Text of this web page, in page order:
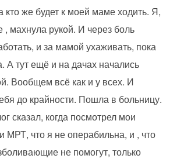
кто же будет к моей маме ходить. Я,
, махнула рукой. И через боль
и за мамой ухаживать, пока
А тут ещё и на дачах начались
Вообщем всё как и у всех. И
до крайности. Пошла в больницу.
сказал, когда посмотрел мои
МРТ, что я не операбильна, и , что
не помогут, только